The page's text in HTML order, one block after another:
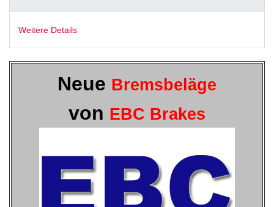
Weitere Details
Neue Bremsbeläge
von EBC Brakes